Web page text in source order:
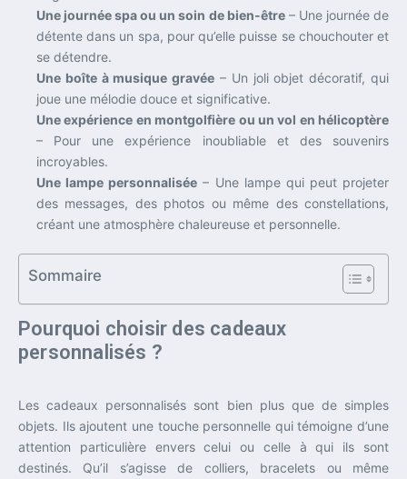
Une journée spa ou un soin de bien-être– Une journée de
détente dans un spa, pour qu’elle puisse se chouchouter et
se détendre.
Une boîte à musique gravée – Un joli objet décoratif, qui
joue une mélodie douce et significative.
Une expérience en montgolfière ou un vol en hélicoptère
– Pour une expérience inoubliable et des souvenirs
incroyables.
Une lampe personnalisée – Une lampe qui peut projeter
des messages, des photos ou même des constellations,
créant une atmosphère chaleureuse et personnelle.
Sommaire
Pourquoi choisir des cadeaux
personnalisés ?
Les cadeaux personnalisés sont bien plus que de simples
objets. Ils ajoutent une touche personnelle qui témoigne d’une
attention particulière envers celui ou celle à qui ils sont
destinés. Qu’il s’agisse de colliers, bracelets ou même